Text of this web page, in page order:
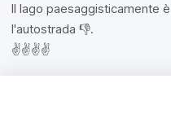
Il lago paesaggisticamente
l'autostrada 👎.
✌️✌️✌️✌️